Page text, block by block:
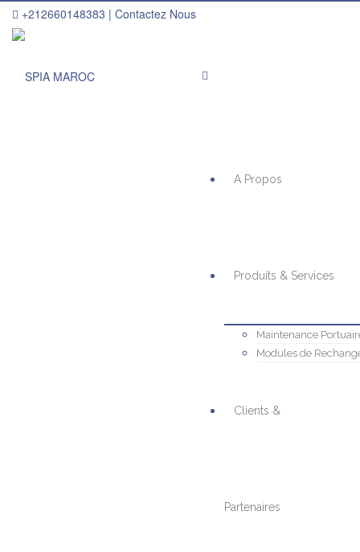
+212660148383 | Contactez Nous
A Propos
Produits & Services
Maintenance
Modules de
Clients &
Partenaires